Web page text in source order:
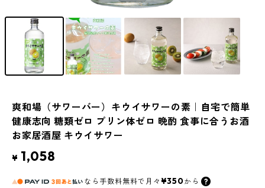
爽和場（サワーバー）キウイサワーの素｜自宅で簡単
健康志向 糖類ゼロ プリン体ゼロ 晩酌 食事に合うお酒
お家居酒屋 キウイサワー
¥ 1,058
なら 手数料無料で 月々 ¥350から